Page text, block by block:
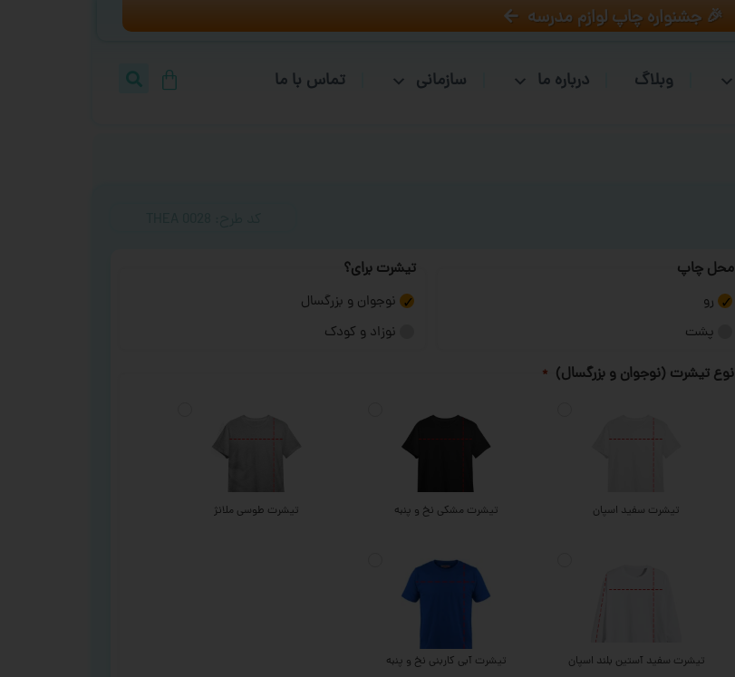
🎉 جشنواره چاپ لوازم مدرسه
وبلاگ درباره ما سازمانی تماس با ما
محل چاپ
رو
پشت
تیشرت برای؟
نوجوان و بزرگسال
نوزاد و کودک
نوع تیشرت (نوجوان و بزرگسال) *
تیشرت سفید اسپان تیشرت مشکی نخ و پنبه تیشرت طوسی ملانژ
تیشرت سفید آستین بلند اسپان تیشرت آبی کاربنی نخ و پنبه